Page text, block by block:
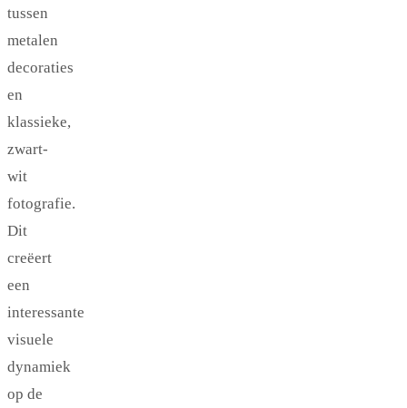
tussen
metalen
decoraties
en
klassieke,
zwart-
wit
fotografie.
Dit
creëert
een
interessante
visuele
dynamiek
op de